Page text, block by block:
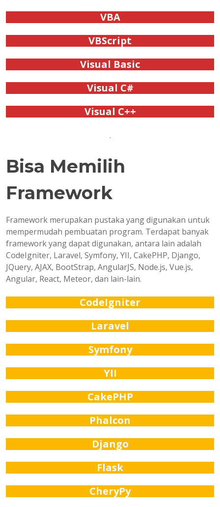
VBA
VBScript
Visual Basic
Visual C#
Visual C++
.
Bisa Memilih
Framework
Framework merupakan pustaka yang digunakan untuk
mempermudah pembuatan program. Terdapat banyak
framework yang dapat digunakan, antara lain adalah
CodeIgniter, Laravel, Symfony, YII, CakePHP, Django,
JQuery, AJAX, BootStrap, AngularJS, Node.js, Vue.js,
Angular, React, Meteor, dan lain-lain.
CodeIgniter
Laravel
Symfony
YII
CakePHP
Phalcon
Django
Flask
CheryPy